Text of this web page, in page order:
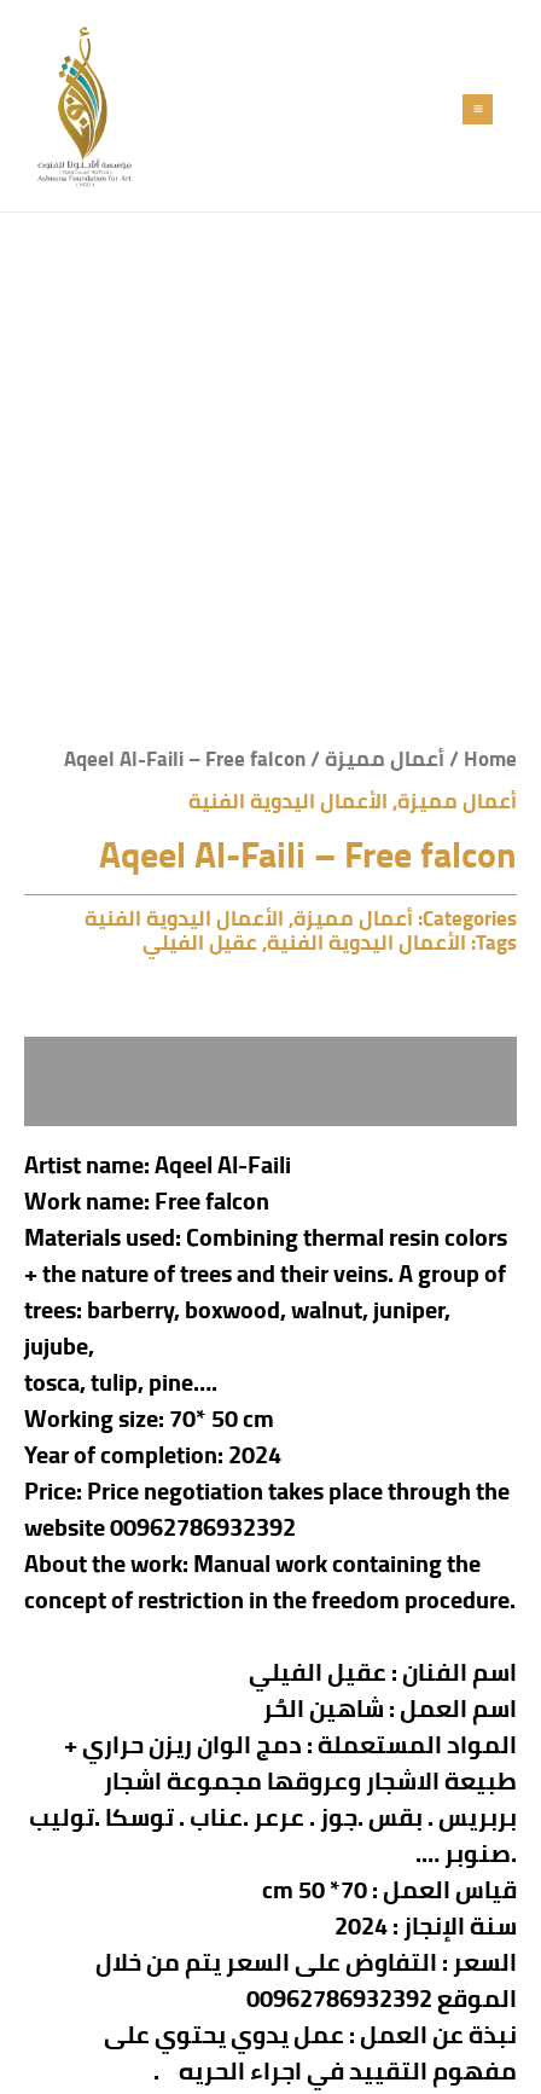
Home
/أعمال مميزة/ Aqeel Al-Faili – Free falcon
أعمال مميزة,الأعمال اليدوية الفنية
Aqeel Al-Faili – Free falcon
Categories: أعمال مميزة,الأعمال اليدوية الفنية
Tags: الأعمال اليدوية الفنية,عقيل الفيلي
Artist name: Aqeel Al-Faili
Work name: Free falcon
Materials used: Combining thermal resin colors
+ the nature of trees and their veins. A group of
trees: barberry, boxwood, walnut, juniper,
jujube,
tosca, tulip, pine….
Working size: 70* 50 cm
Year of completion: 2024
Price: Price negotiation takes place through the
website 00962786932392
About the work: Manual work containing the
concept of restriction in the freedom procedure.
اسم الفنان :عقيل الفيلي
اسم العمل :شاهين الحُر
المواد المستعملة : دمج الوان ريزن حراري +
طبيعة الاشجار وعروقها مجموعة اشجار
بربريس . بقس .جوز . عرعر .عناب . توسكا .توليب
.صنوبر ….
قياس العمل : 70* 50 cm
سنة الإنجاز : 2024
السعر : التفاوض على السعر يتم من خلال
الموقع 00962786932392
نبذةعنالعمل:عمل يدوي يحتوي على
مفهوم التقييد في اجراء الحريه .